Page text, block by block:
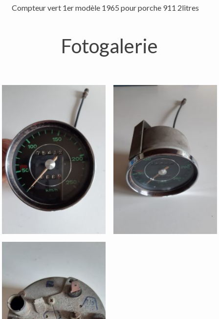
Compteur vert 1er modèle 1965 pour porche 911 2litres
Fotogalerie